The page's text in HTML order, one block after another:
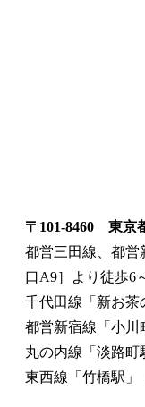
〒101-8460 東京
都営三田線、都営
口A9］より徒歩6
千代田線「新お茶
都営新宿線「小川
丸の内線「淡路町
東西線「竹橋駅」